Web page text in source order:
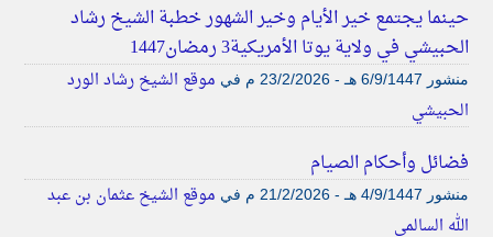
حينما يجتمع خير الأيام وخير الشهور خطبة الشيخ رشاد
الحبيشي في ولاية يوتا الأمريكية3 رمضان1447
منشور في موقع الشيخ رشاد الورد
الحبيشي
فضائل وأحكام الصيام
منشور في موقع الشيخ عثمان بن عبد
الله السالمي